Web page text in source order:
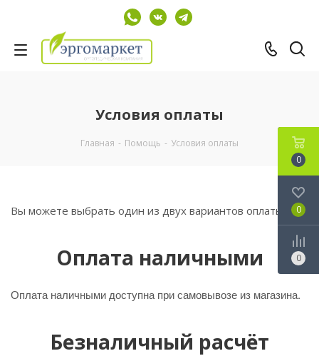
Условия оплаты
Главная - Помощь - Условия оплаты
Вы можете выбрать один из двух вариантов оплаты:
Оплата наличными
Оплата наличными доступна при самовывозе из магазина.
Безналичный расчёт
0
0
0